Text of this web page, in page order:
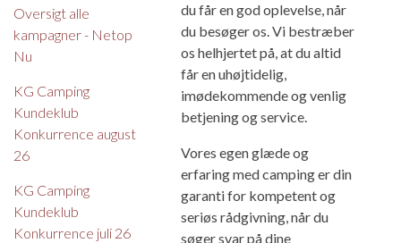
Oversigt alle
kampagner - Netop
Nu
KG Camping
Kundeklub
Konkurrence august
26
KG Camping
Kundeklub
Konkurrence juli 26
du får en god oplevelse, når
du besøger os. Vi bestræber
os helhjertet på, at du altid
får en uhøjtidelig,
imødekommende og venlig
betjening og service.
Vores egen glæde og
erfaring med camping er din
garanti for kompetent og
seriøs rådgivning, når du
søger svar på dine